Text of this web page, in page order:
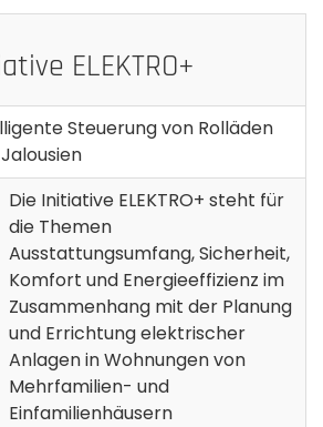
ELEKTRO+
Steuerung von Rolläden
Die Initiative ELEKTRO+ steht für
die Themen
Ausstattungsumfang, Sicherheit,
Komfort und Energieeffizienz im
Zusammenhang mit der Planung
und Errichtung elektrischer
Anlagen in Wohnungen von
Mehrfamilien- und
Einfamilienhäusern